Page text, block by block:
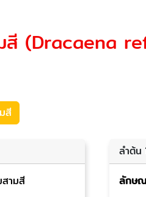
สี (Dracaena
สี
สามสี
ลำต้น
ลักษ